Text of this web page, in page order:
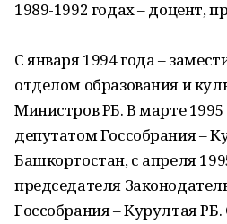
1989-1992 годах – доцент,
С января 1994 года –
отделом образования и
Министров РБ. В марте 1995
депутатом Госсобрания –
Башкортостан, с апреля
председателя
Госсобрания – Курултая РБ.